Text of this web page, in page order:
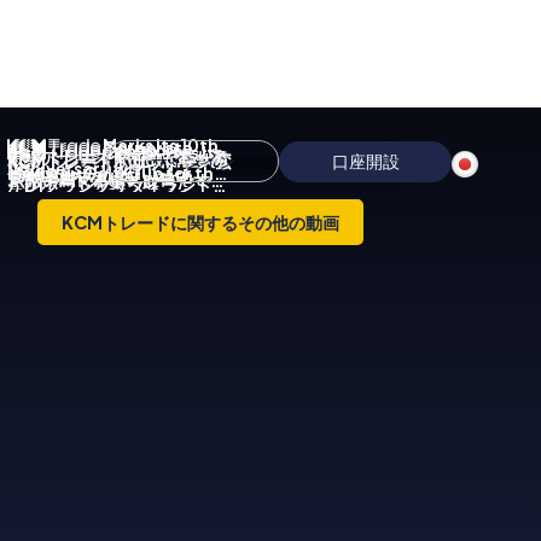
サインイン 口座開設
Marks Its 10th
Anniversary with
Successful Launch of
Jason Lau's New Book at
the Hong Kong Book Fair
Corporate
Video
Sponsors
Medway Golf Club for the
Third Consecutive Year,
Launching “Hole-in-One”
Challenge
Celebrates Its
10th Anniversary with
Exclusive Sailing
Sponsorship in Sydney
KCMトレードグローバルパー
トナーガラ2025
市場アナリストとして最も満
足感を感じることは何ですか?
- ASK ティム エピソード06
KCMトレードが正式に巨大な
ビルボードを乗っ取った
KCMトレードドリフトチーム
がD1グランプリタイランドで
勝利を収め、競争心とチーム
ワークを披露KCMトレードに関するその他の動画